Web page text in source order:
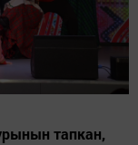
тапкан,